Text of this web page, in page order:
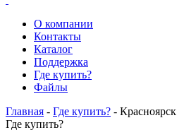
О компании
Контакты
Каталог
Поддержка
Где купить?
Файлы
Главная - Где купить? - Красноярск
Где купить?